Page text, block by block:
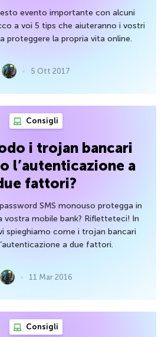
evento importante con alcuni
a voi 5 tips che aiuteranno i vostri
proteggere la propria vita online.
5 Ott 2017
Consigli
i trojan bancari
l’autenticazione a
fattori?
SMS monouso protegga in
vostra mobile bank? Rifletteteci! In
spieghiamo come i trojan bancari
a due fattori.
11 Mar 2016
Consigli